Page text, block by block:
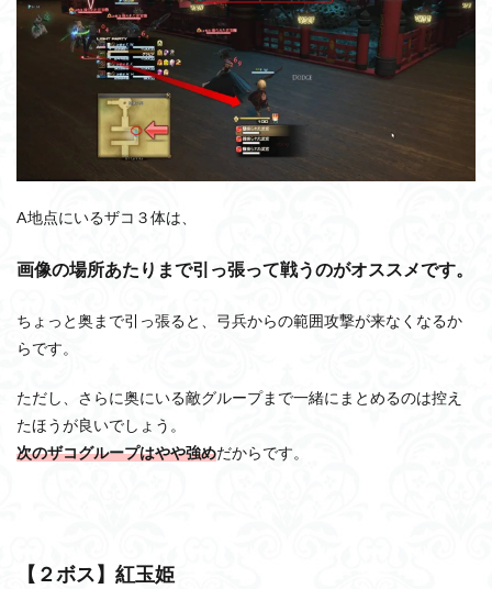
A地点にいるザコ３体は、
画像の場所あたりまで引っ張って戦うのがオススメです。
ちょっと奥まで引っ張ると、弓兵からの範囲攻撃が来なくなるか
らです。
ただし、さらに奥にいる敵グループまで一緒にまとめるのは控え
たほうが良いでしょう。
次のザコグループはやや強めだからです。
【２ボス】紅玉姫